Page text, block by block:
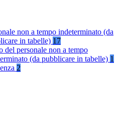
non a tempo indeterminato (da
in tabelle) 17
del personale non a tempo
(da pubblicare in tabelle) 1
2